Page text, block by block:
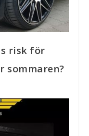
risk för
sommaren?